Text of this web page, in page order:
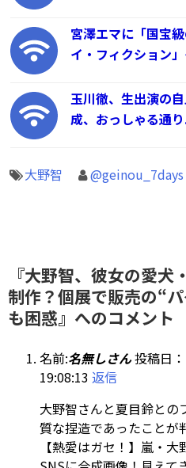
宮澤エマに「国宝
イ・フィクション
玉川徹、生出演の
成、おっしゃる通
大野智 @geinou_7days
『大野智、彼女の愛
制作？個展で販売の“
も困惑』へのコメント
名前:名無しさん投稿日
19:08:13 返信
大野智さんと夏目鈴との
質な捏造であったことが
【熱愛はガセ！】嵐・